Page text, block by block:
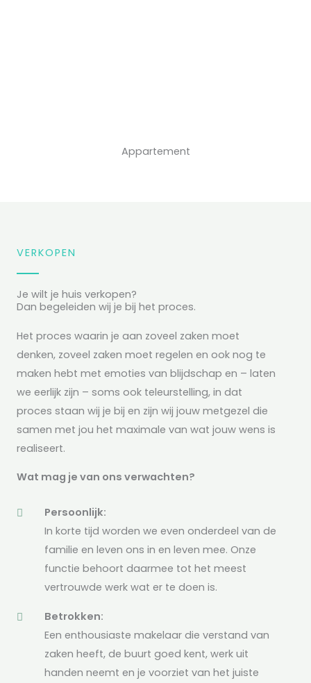
Appartement
VERKOPEN
Je wilt je huis verkopen?
Dan begeleiden wij je bij het proces.
Het proces waarin je aan zoveel zaken moet
denken, zoveel zaken moet regelen en ook nog te
maken hebt met emoties van blijdschap en – laten
we eerlijk zijn – soms ook teleurstelling, in dat
proces staan wij je bij en zijn wij jouw metgezel die
samen met jou het maximale van wat jouw wens is
realiseert.
Wat mag je van ons verwachten?
Persoonlijk:
In korte tijd worden we even onderdeel van de
familie en leven ons in en leven mee. Onze
functie behoort daarmee tot het meest
vertrouwde werk wat er te doen is.
Betrokken:
Een enthousiaste makelaar die verstand van
zaken heeft, de buurt goed kent, werk uit
handen neemt en je voorziet van het juiste